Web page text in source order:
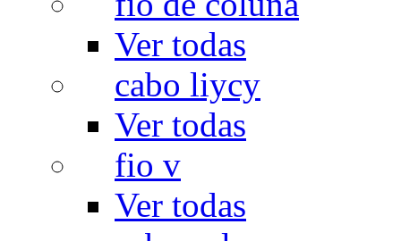
Ver todas
cabo liycy
Ver todas
fio v
Ver todas